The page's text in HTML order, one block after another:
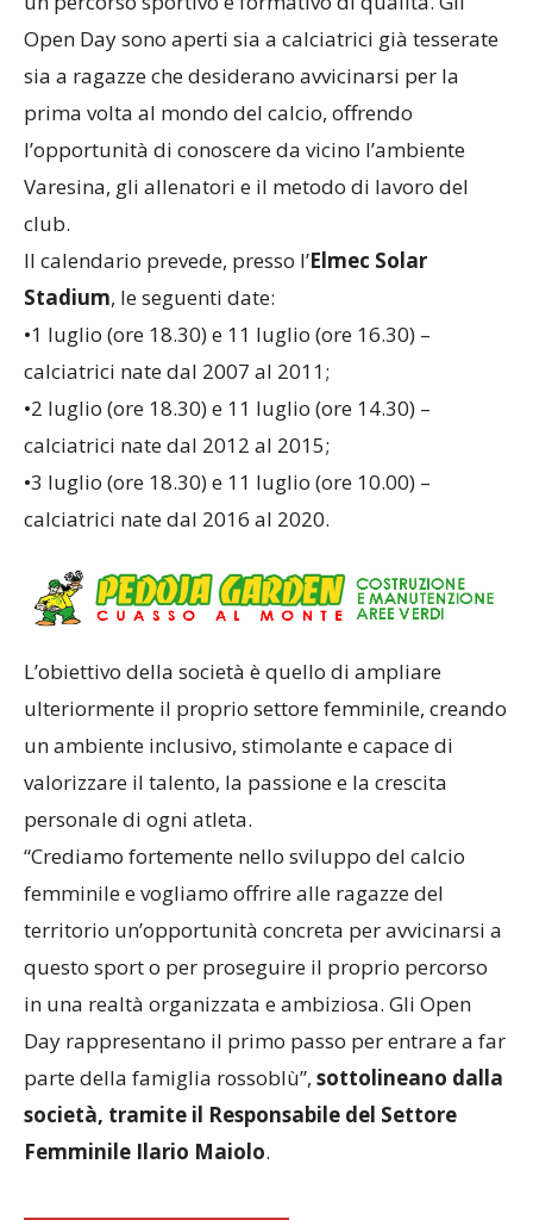
Open Day sono aperti sia a calciatrici già tesserate
sia a ragazze che desiderano avvicinarsi per la
prima volta al mondo del calcio, offrendo
l’opportunità di conoscere da vicino l’ambiente
Varesina, gli allenatori e il metodo di lavoro del
club.
Il calendario prevede, presso l’Elmec Solar
Stadium, le seguenti date:
•1 luglio (ore 18.30) e 11 luglio (ore 16.30) –
calciatrici nate dal 2007 al 2011;
•2 luglio (ore 18.30) e 11 luglio (ore 14.30) –
calciatrici nate dal 2012 al 2015;
•3 luglio (ore 18.30) e 11 luglio (ore 10.00) –
calciatrici nate dal 2016 al 2020.
L’obiettivo della società è quello di ampliare
ulteriormente il proprio settore femminile, creando
un ambiente inclusivo, stimolante e capace di
valorizzare il talento, la passione e la crescita
personale di ogni atleta.
“Crediamo fortemente nello sviluppo del calcio
femminile e vogliamo offrire alle ragazze del
territorio un’opportunità concreta per avvicinarsi a
questo sport o per proseguire il proprio percorso
in una realtà organizzata e ambiziosa. Gli Open
Day rappresentano il primo passo per entrare a far
parte della famiglia rossoblù”, sottolineano dalla
società, tramite il Responsabile del Settore
Femminile Ilario Maiolo.